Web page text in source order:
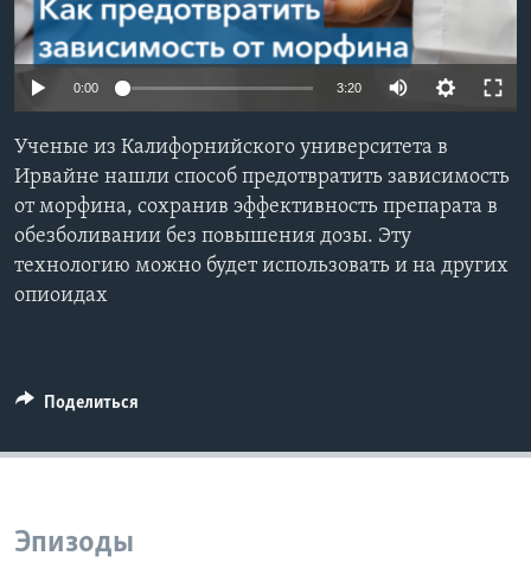
Learning English
Языки
0:00 3:20
Ученые из Калифорнийского университета в
Ирвайне нашли способ предотвратить зависимость
от морфина, сохранив эффективность препарата в
обезболивании без повышения дозы. Эту
технологию можно будет использовать и на других
опиоидах
Поделиться
Эпизоды